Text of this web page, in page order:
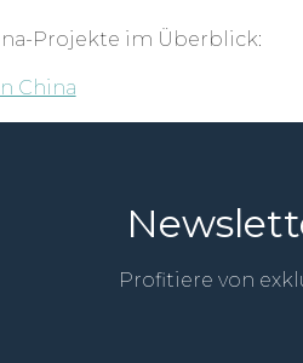
Projekte im Überblick:
China
Profitiere von